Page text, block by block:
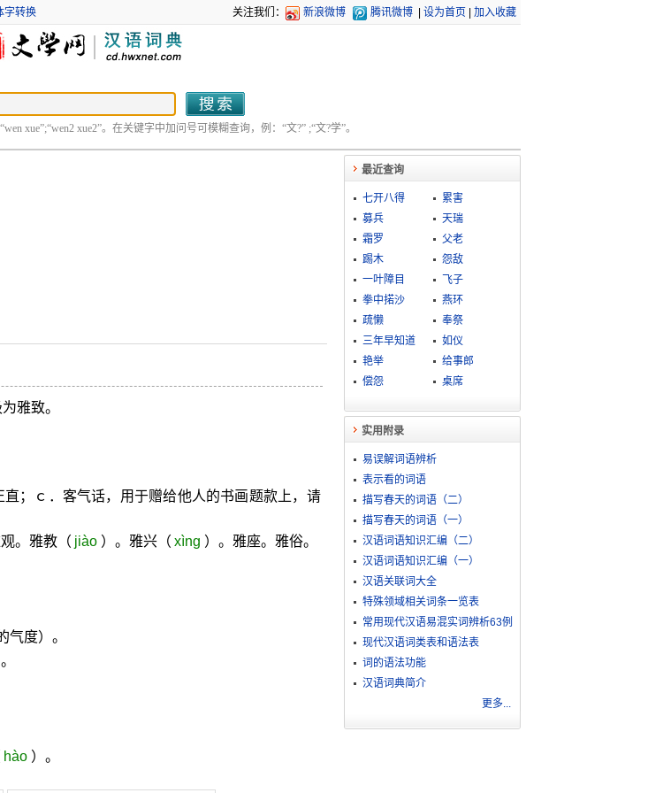
字转换 关注我们： 新浪微博 腾讯微博 设为首页 加入收藏
xue”;“wen2 xue2”。在关键字中加问号可模糊查询，例：“文?” ;“文?学”。
雅致。
；ｃ．客气话，用于赠给他人的书画题款上，请
。雅教（ jiào ）。雅兴（ xìng ）。雅座。雅俗。
气度）。
hào ）。
最近查询
七开八得
累害
募兵
天瑞
霜罗
父老
踢木
怨敌
一叶障目
飞子
拳中掿沙
燕环
疏懒
奉祭
三年早知道
如仪
艳举
给事郎
偿怨
桌席
实用附录
易误解词语辨析
表示看的词语
描写春天的词语（二）
描写春天的词语（一）
汉语词语知识汇编（二）
汉语词语知识汇编（一）
汉语关联词大全
特殊领域相关词条一览表
常用现代汉语易混实词辨析63例
现代汉语词类表和语法表
词的语法功能
汉语词典简介
更多...